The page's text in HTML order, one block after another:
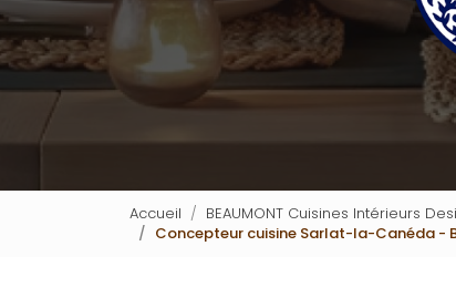
Accueil BEAUMONT Cuisines Intérieurs
Concepteur cuisine Sarlat-la-Canéda -